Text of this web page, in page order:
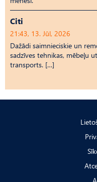
Citi
21:43, 13. Jūl, 2026
Dažādi saimnieciskie un
sadzīves tehnikas, mēbeļu
transports. […]